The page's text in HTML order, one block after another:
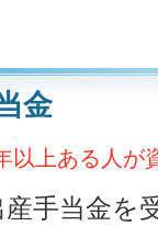
金
上ある人が
手当金を